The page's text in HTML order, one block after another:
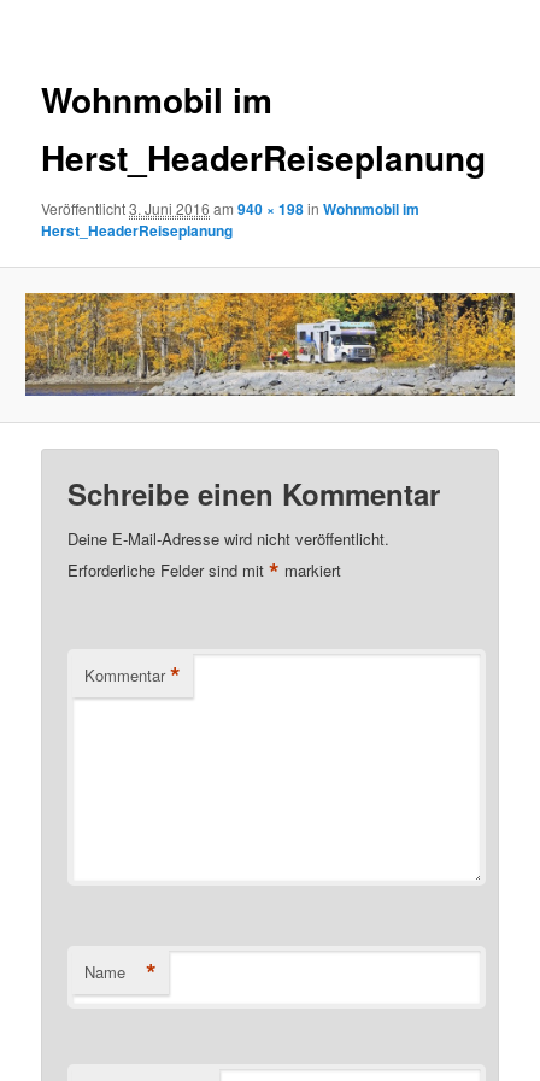
Wohnmobil im
Herst_HeaderReiseplanung
Veröffentlicht3. Juni 2016 am940 × 198inWohnmobil im
Herst_HeaderReiseplanung
Schreibe einen Kommentar
Deine E-Mail-Adresse wird nicht veröffentlicht.
Erforderliche Felder sind mit* markiert
Kommentar *
Name *